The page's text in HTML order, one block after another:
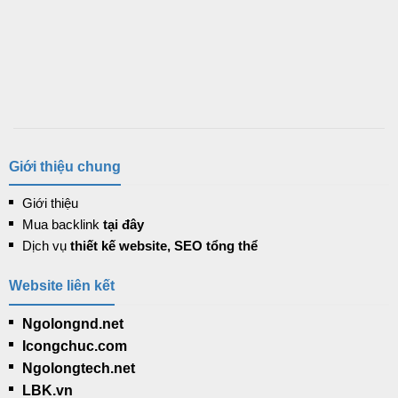
Giới thiệu chung
Giới thiệu
Mua backlink tại đây
Dịch vụthiết kế website, SEO tổng thể
Website liên kết
Ngolongnd.net
Icongchuc.com
Ngolongtech.net
LBK.vn